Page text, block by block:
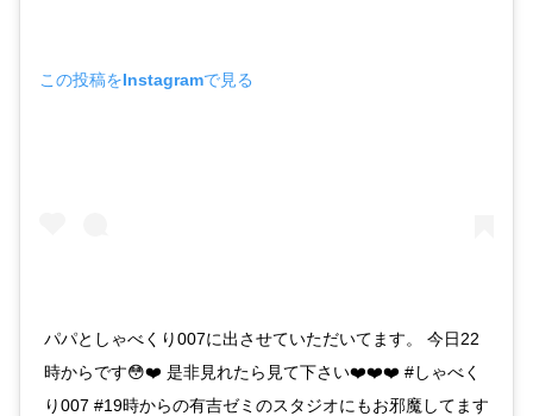
この投稿をInstagramで見る
パパとしゃべくり007に出させていただいてます。 今日22
時からです😳❤️ 是非見れたら見て下さい❤️❤️❤️ #しゃべく
り007 #19時からの有吉ゼミのスタジオにもお邪魔してます